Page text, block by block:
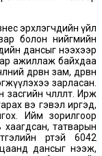
эрхлэгчдийн үйл
болон нийгмийн
дансыг нээхээр
ажиллаж байхдаа
дөрвөн зам, дөрвөн
зарласан.
чөлөөлөлт. Ирж
вэ гэвэл иргэд,
Ийм зорилгоор
татварын
өртэй 6042
дансыг нээж,